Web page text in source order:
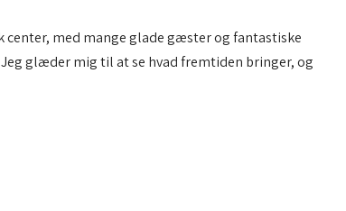
med mange glade gæster og fantastiske
glæder mig til at se hvad fremtiden bringer, og